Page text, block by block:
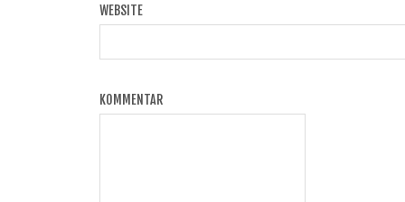
WEBSITE
KOMMENTAR